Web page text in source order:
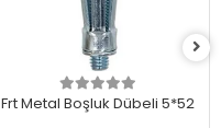
Frt Metal Boşluk Dübeli 5*52